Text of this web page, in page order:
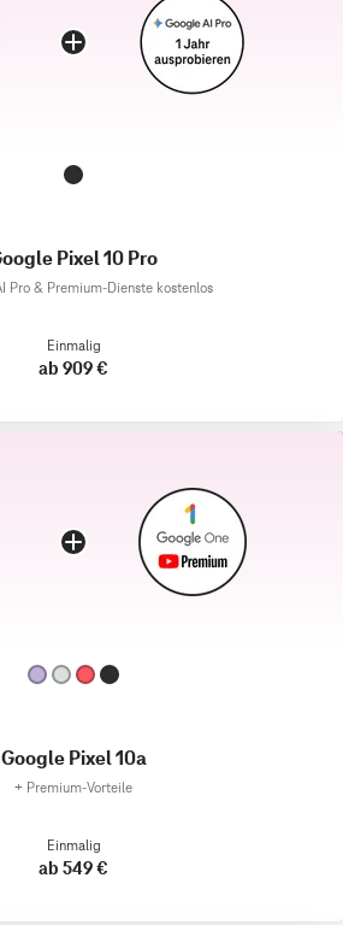
Pixel 10 Pro
Pro & Premium-Dienste kostenlos
Einmalig
ab 909 €
Google Pixel 10a
+ Premium‑Vorteile
Einmalig
ab 549 €